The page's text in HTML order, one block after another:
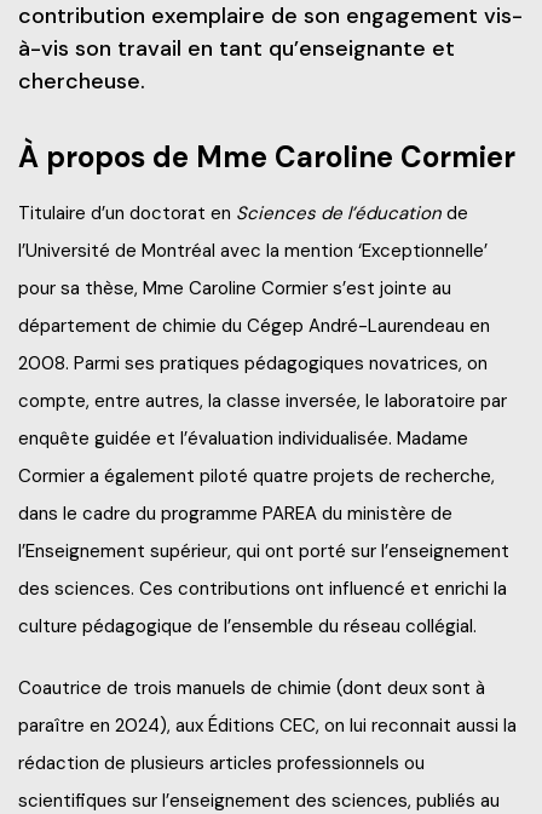
contribution exemplaire de son engagement vis-
à-vis son travail en tant qu’enseignante et
chercheuse.
À propos de Mme Caroline Cormier
Titulaire d’un doctorat en Sciences de l’éducation de
l’Université de Montréal avec la mention ‘Exceptionnelle’
pour sa thèse, Mme Caroline Cormier s’est jointe au
département de chimie du Cégep André-Laurendeau en
2008. Parmi ses pratiques pédagogiques novatrices, on
compte, entre autres, la classe inversée, le laboratoire par
enquête guidée et l’évaluation individualisée. Madame
Cormier a également piloté quatre projets de recherche,
dans le cadre du programme PAREA du ministère de
l’Enseignement supérieur, qui ont porté sur l’enseignement
des sciences. Ces contributions ont influencé et enrichi la
culture pédagogique de l’ensemble du réseau collégial.
Coautrice de trois manuels de chimie (dont deux sont à
paraître en 2024), aux Éditions CEC, on lui reconnait aussi la
rédaction de plusieurs articles professionnels ou
scientifiques sur l’enseignement des sciences, publiés au